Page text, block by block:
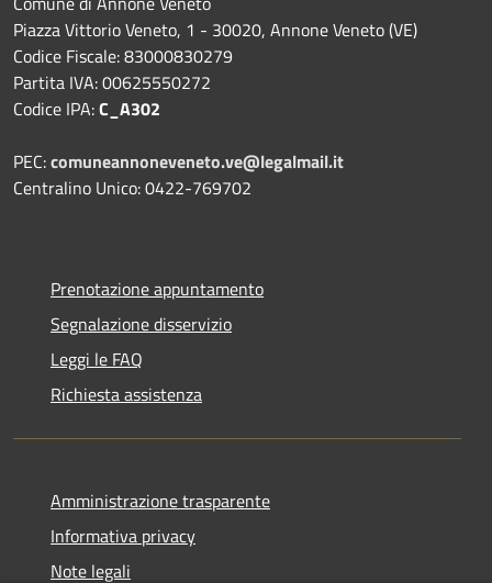
Piazza Vittorio Veneto, 1 - 30020, Annone Veneto (VE)
Codice Fiscale: 83000830279
Partita IVA: 00625550272
Codice IPA:C_A302
PEC:comuneannoneveneto.ve@legalmail.it
Centralino Unico: 0422-769702
Prenotazione appuntamento
Segnalazione disservizio
Leggi le FAQ
Richiesta assistenza
Amministrazione trasparente
Informativa privacy
Note legali